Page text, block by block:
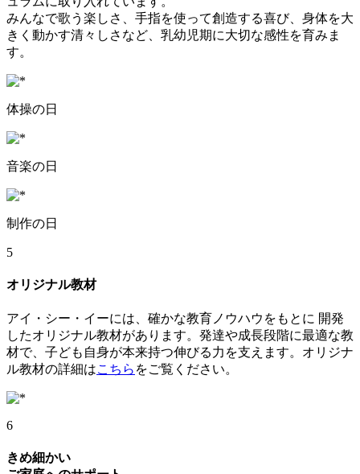
みんなで歌う楽しさ、手指を使って創造する喜び、身体を大
きく動かす清々しさなど、乳幼児期に大切な感性を育みま
す。
体操の日
音楽の日
制作の日
5
オリジナル教材
アイ・シー・イーには、確かな教育ノウハウをもとに 開発
したオリジナル教材があります。発達や成長段階に最適な教
材で、子ども自身が本来持つ伸びる力を支えます。オリジナ
ル教材の詳細はこちら をご覧ください。
6
きめ細かい